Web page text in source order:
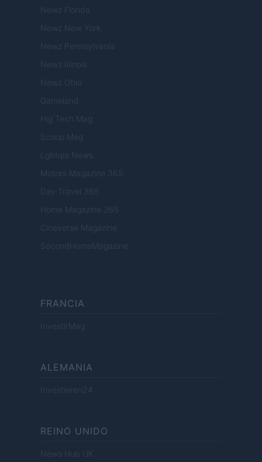
Newz Florida
Newz New York
Newz Pennsylvania
Newz Illinois
Newz Ohio
Gameland
Hig Tech Mag
Scoop Mag
Lgbtqia News
Motors Magazine 365
Day Travel 365
Home Magazine 365
Cineverse Magazine
SecondHomeMagazine
FRANCIA
InvestirMag
ALEMANIA
Investieren24
REINO UNIDO
News Hub UK